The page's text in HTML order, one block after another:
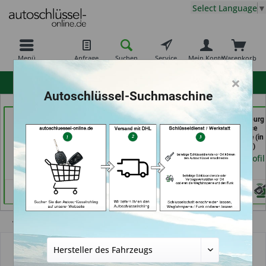
Menü Anfrage Suchen Service Warenkorb
Mein Konto
Select Language ▼
Profi Dschurny (in
Händlerprofil
Schlüssel Jacobs (in
Krefeld)
Händlerprofil
Carkeys Augsburg
ECU Service
Mobilservice (in
Augsburg)
Händlerprofil
×
Autoschlüssel-Suchmaschine